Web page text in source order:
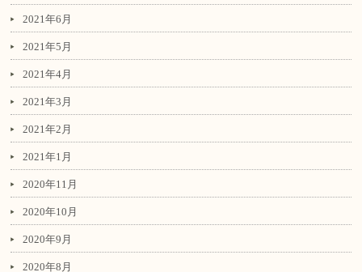
2021年6月
2021年5月
2021年4月
2021年3月
2021年2月
2021年1月
2020年11月
2020年10月
2020年9月
2020年8月